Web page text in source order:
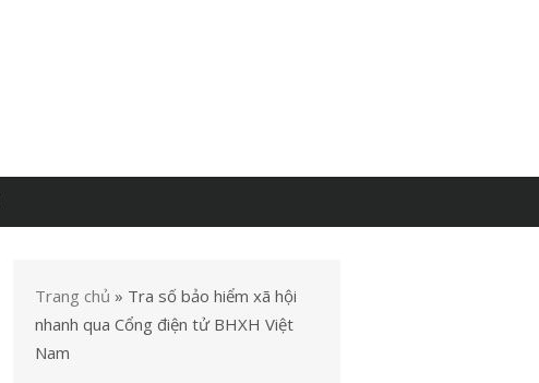
Trang chủ » Tra số bảo hiểm xã hội
nhanh qua Cổng điện tử BHXH Việt
Nam